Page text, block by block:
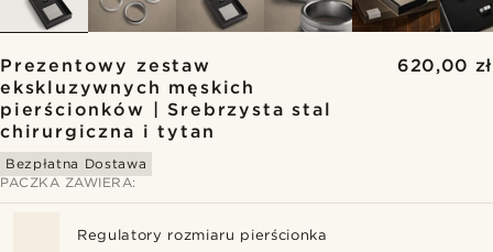
Prezentowy zestaw
ekskluzywnych męskich
pierścionków | Srebrzysta stal
chirurgiczna i tytan
620,00 zł
Bezpłatna Dostawa
PACZKA ZAWIERA:
Regulatory rozmiaru pierścionka